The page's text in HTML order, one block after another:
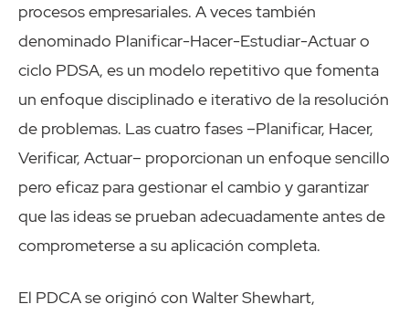
procesos empresariales. A veces también
denominado Planificar-Hacer-Estudiar-Actuar o
ciclo PDSA, es un modelo repetitivo que fomenta
un enfoque disciplinado e iterativo de la resolución
de problemas. Las cuatro fases –Planificar, Hacer,
Verificar, Actuar– proporcionan un enfoque sencillo
pero eficaz para gestionar el cambio y garantizar
que las ideas se prueban adecuadamente antes de
comprometerse a su aplicación completa.
El PDCA se originó con Walter Shewhart,